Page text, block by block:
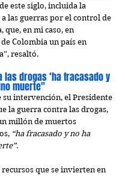
este siglo, incluida la
las guerras por el control de
que, en mi caso, en
Colombia un país en
resaltó.
las drogas ‘ha fracasado y
muerte"
su intervención, el Presidente
la guerra contra las drogas,
millón de muertos
“ha fracasado y no ha
que se invierten en